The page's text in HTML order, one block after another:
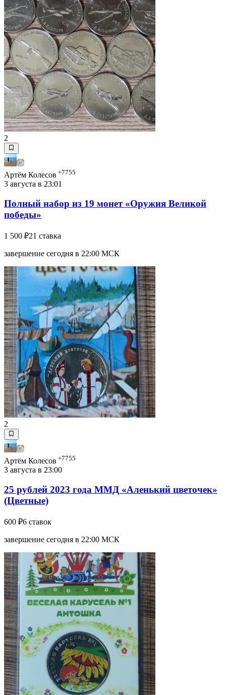
2
Артём Колесов +7755
3 августа в 23:01
Полный набор из 19 монет «Оружия Великой
победы»
1 500 ₽21 ставка
завершение сегодня в 22:00 МСК
2
Артём Колесов +7755
3 августа в 23:00
25 рублей 2023 года ММД «Аленький цветочек»
(Цветные)
600 ₽6 ставок
завершение сегодня в 22:00 МСК